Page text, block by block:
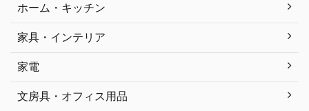
ホーム・キッチン
家具・インテリア
家電
文房具・オフィス用品